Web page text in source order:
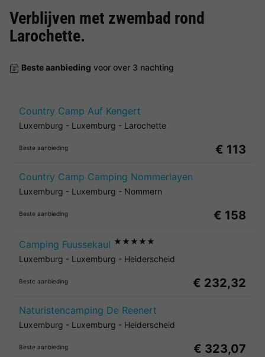
Verblijven met zwembad rond
Larochette.
Beste aanbieding voor over 3 nachting
Country Camp Auf Kengert
Luxemburg - Luxemburg - Larochette
Beste aanbieding € 113
Country Camp Camping Nommerlayen
Luxemburg - Luxemburg - Nommern
Beste aanbieding € 158
Camping Fuussekaul ★★★★★
Luxemburg - Luxemburg - Heiderscheid
Beste aanbieding € 232,32
Naturistencamping De Reenert
Luxemburg - Luxemburg - Heiderscheid
Beste aanbieding € 323,07